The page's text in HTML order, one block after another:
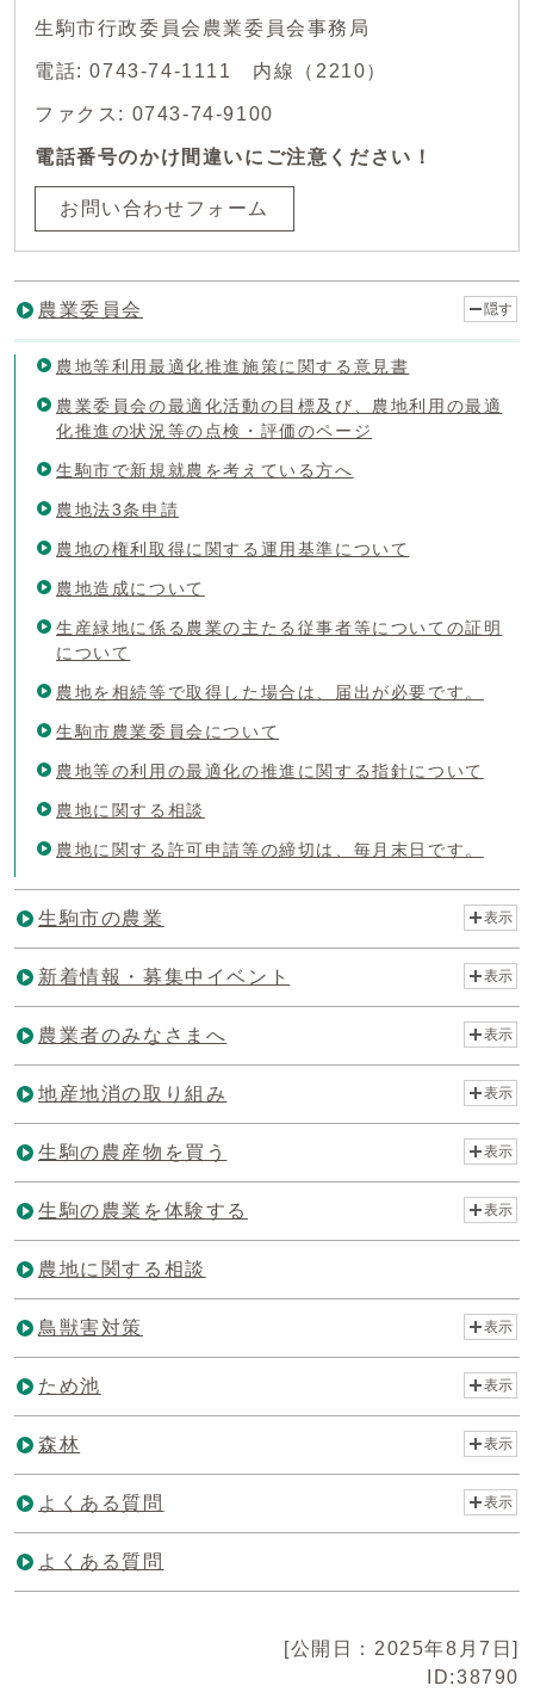
生駒市行政委員会農業委員会事務局
電話: 0743-74-1111 内線（2210）
ファクス: 0743-74-9100
電話番号のかけ間違いにご注意ください！
お問い合わせフォーム
農業委員会 隠す
農地等利用最適化推進施策に関する意見書
農業委員会の最適化活動の目標及び、農地利用の最適
化推進の状況等の点検・評価のページ
生駒市で新規就農を考えている方へ
農地法3条申請
農地の権利取得に関する運用基準について
農地造成について
生産緑地に係る農業の主たる従事者等についての証明
について
農地を相続等で取得した場合は、届出が必要です。
生駒市農業委員会について
農地等の利用の最適化の推進に関する指針について
農地に関する相談
農地に関する許可申請等の締切は、毎月末日です。
生駒市の農業 表示
新着情報・募集中イベント 表示
農業者のみなさまへ 表示
地産地消の取り組み 表示
生駒の農産物を買う 表示
生駒の農業を体験する 表示
農地に関する相談
鳥獣害対策 表示
ため池 表示
森林 表示
よくある質問 表示
よくある質問
[公開日：2025年8月7日]
ID:38790